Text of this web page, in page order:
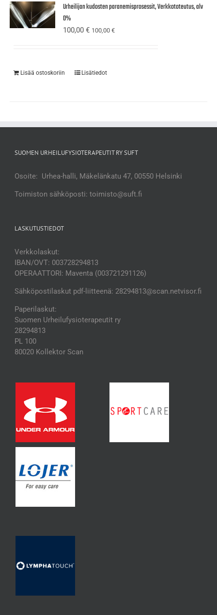
Urheilijan kudosten paranemisprosessit, Verkkototeutus, alv
0%
100,00€ 100,00€
Lisää ostoskoriin Lisätiedot
SUOMEN URHEILUFYSIOTERAPEUTIT RY SUFT
Osoite: Urhea-halli, Mäkelänkatu 47, 00550 Helsinki
Toimiston sähköposti: toimisto@suft.fi
LASKUTUSTIEDOT
Verkkolaskut:
IBAN/OVT: 003728294813
OPERAATTORI: Maventa (003721291126)
Sähköpostilaskut pdf-liitteenä: 28294813@scan.netvisor.fi
Paperilaskut:
Suomen Urheilufysioterapeutit ry
28294813
PL 100
80020 Kollektor Scan